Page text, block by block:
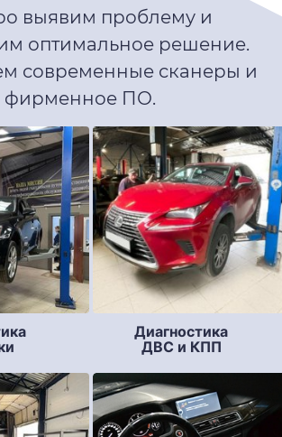
выявим проблему и
оптимальное решение.
современные сканеры и
фирменное ПО.
Диагностика
ДВС и КПП